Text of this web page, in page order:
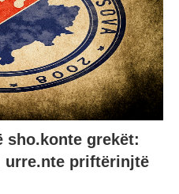
sho.konte grekët:
urre.nte priftërinjtë